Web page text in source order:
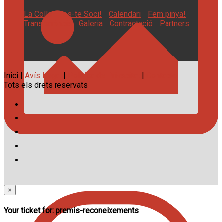
La Colla Fes-te Soci! Calendari
Fem pinya!
Transparència
Galeria Contractació Partners
Inici | Avís Legal | Política de Privacitat |
Tots els drets reservats
×
Your ticket for: premis-reconeixements